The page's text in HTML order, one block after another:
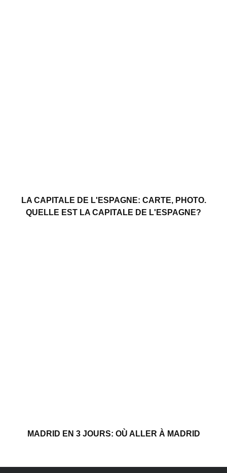
LA CAPITALE DE L'ESPAGNE: CARTE, PHOTO.
QUELLE EST LA CAPITALE DE L'ESPAGNE?
MADRID EN 3 JOURS: OÙ ALLER À MADRID